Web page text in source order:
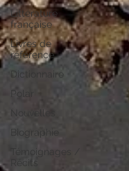
Littérature
française
Livres de
référence
Dictionnaire
Polar
Biographie
Témoignages /
Récits